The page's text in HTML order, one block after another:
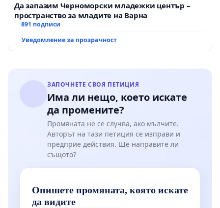
Да запазим Черноморски младежки център –
пространство за младите на Варна
891 подписи
Уведомление за прозрачност
ЗАПОЧНЕТЕ СВОЯ ПЕТИЦИЯ
Има ли нещо, което искате
да промените?
Промяната не се случва, ако мълчите.
Авторът на тази петиция се изправи и
предприе действия. Ще направите ли
същото?
Опишете промяната, която искате
да видите